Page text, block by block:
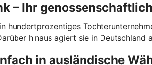
– Ihr
hundertprozentiges
hinaus agiert sie in
in ausländische